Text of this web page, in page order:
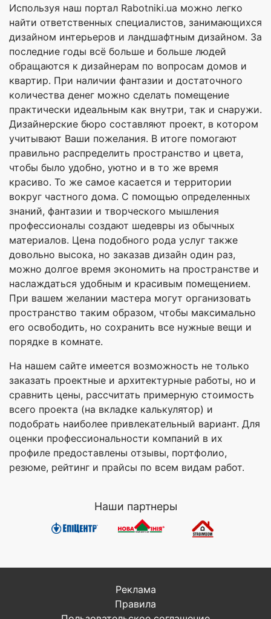
Используя наш портал Rabotniki.ua можно легко
найти ответственных специалистов, занимающихся
дизайном интерьеров и ландшафтным дизайном. За
последние годы всё больше и больше людей
обращаются к дизайнерам по вопросам домов и
квартир. При наличии фантазии и достаточного
количества денег можно сделать помещение
практически идеальным как внутри, так и снаружи.
Дизайнерские бюро составляют проект, в котором
учитывают Ваши пожелания. В итоге помогают
правильно распределить пространство и цвета,
чтобы было удобно, уютно и в то же время
красиво. То же самое касается и территории
вокруг частного дома. С помощью определенных
знаний, фантазии и творческого мышления
профессионалы создают шедевры из обычных
материалов. Цена подобного рода услуг также
довольно высока, но заказав дизайн один раз,
можно долгое время экономить на пространстве и
наслаждаться удобным и красивым помещением.
При вашем желании мастера могут организовать
пространство таким образом, чтобы максимально
его освободить, но сохранить все нужные вещи и
порядке в комнате.
На нашем сайте имеется возможность не только
заказать проектные и архитектурные работы, но и
сравнить цены, рассчитать примерную стоимость
всего проекта (на вкладке калькулятор) и
подобрать наиболее привлекательный вариант. Для
оценки профессиональности компаний в их
профиле предоставлены отзывы, портфолио,
резюме, рейтинг и прайсы по всем видам работ.
Наши партнеры
Реклама
Правила